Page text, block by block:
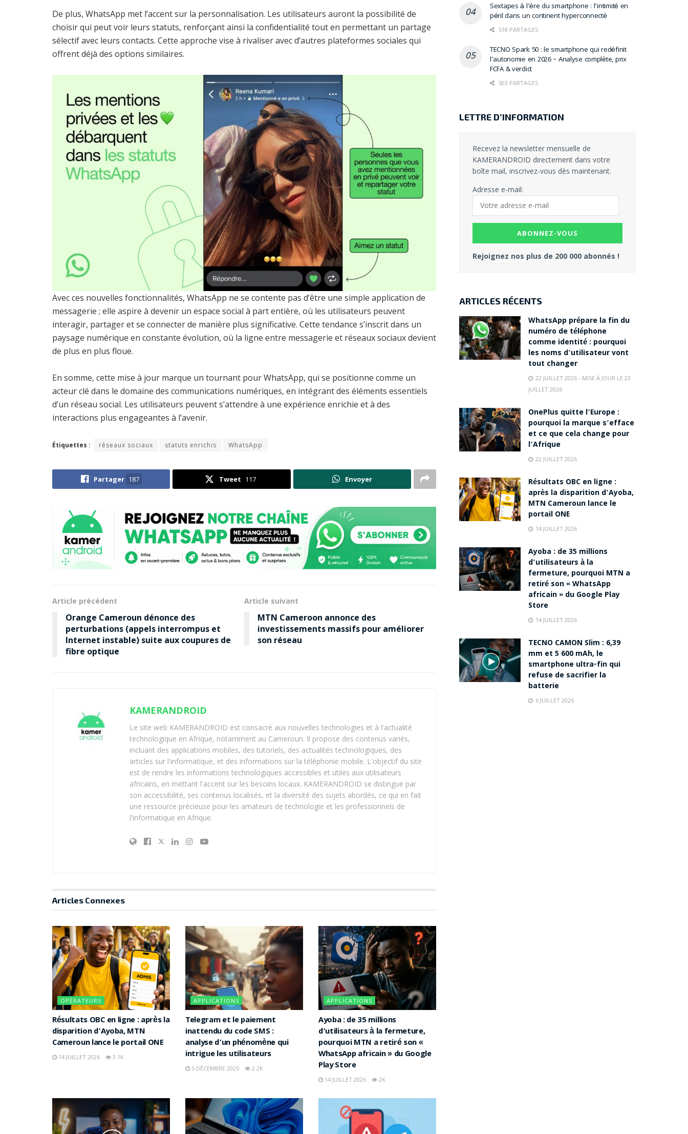
De plus, WhatsApp met l’accent sur la personnalisation. Les utilisateurs auront la possibilité de
choisir qui peut voir leurs statuts, renforçant ainsi la confidentialité tout en permettant un partage
sélectif avec leurs contacts. Cette approche vise à rivaliser avec d’autres plateformes sociales qui
offrent déjà des options similaires.
Avec ces nouvelles fonctionnalités, WhatsApp ne se contente pas d’être une simple application de
messagerie ; elle aspire à devenir un espace social à part entière, où les utilisateurs peuvent
interagir, partager et se connecter de manière plus significative. Cette tendance s’inscrit dans un
paysage numérique en constante évolution, où la ligne entre messagerie et réseaux sociaux devient
de plus en plus floue.
En somme, cette mise à jour marque un tournant pour WhatsApp, qui se positionne comme un
acteur clé dans le domaine des communications numériques, en intégrant des éléments essentiels
d’un réseau social. Les utilisateurs peuvent s’attendre à une expérience enrichie et à des
interactions plus engageantes à l’avenir.
Étiquettes : réseaux sociaux statuts enrichis WhatsApp
Partager 187 Tweet 117 Envoyer
Article précédent
Orange Cameroun dénonce des
perturbations (appels interrompus et
Internet instable) suite aux coupures de
fibre optique
Article suivant
MTN Cameroon annonce des
investissements massifs pour améliorer
son réseau
KAMERANDROID
Le site web KAMERANDROID est consacré aux nouvelles technologies et à l'actualité
technologique en Afrique, notamment au Cameroun. Il propose des contenus variés,
incluant des applications mobiles, des tutoriels, des actualités technologiques, des
articles sur l'informatique, et des informations sur la téléphonie mobile. L'objectif du site
est de rendre les informations technologiques accessibles et utiles aux utilisateurs
africains, en mettant l'accent sur les besoins locaux. KAMERANDROID se distingue par
son accessibilité, ses contenus localisés, et la diversité des sujets abordés, ce qui en fait
une ressource précieuse pour les amateurs de technologie et les professionnels de
l'informatique en Afrique.
Articles Connexes
OPÉRATEURS
Résultats OBC en ligne : après la
disparition d’Ayoba, MTN
Cameroun lance le portail ONE
14 JUILLET 2026 3.1K
APPLICATIONS
Telegram et le paiement
inattendu du code SMS :
analyse d’un phénomène qui
intrigue les utilisateurs
5 DÉCEMBRE 2025 2.2K
APPLICATIONS
Ayoba : de 35 millions
d’utilisateurs à la fermeture,
pourquoi MTN a retiré son «
WhatsApp africain » du Google
Play Store
14 JUILLET 2026 2K
Sextapes à l’ère du smartphone : l’intimité en
péril dans un continent hyperconnecté
518 PARTAGES
TECNO Spark 50 : le smartphone qui redéfinit
l’autonomie en 2026 – Analyse complète, prix
FCFA & verdict
503 PARTAGES
LETTRE D’INFORMATION
Recevez la newsletter mensuelle de
KAMERANDROID directement dans votre
boîte mail, inscrivez-vous dès maintenant.
Adresse e-mail:
Rejoignez nos plus de 200 000 abonnés !
ARTICLES RÉCENTS
WhatsApp prépare la fin du
numéro de téléphone
comme identité : pourquoi
les noms d’utilisateur vont
tout changer
22 JUILLET 2026 - MISE À JOUR LE 23
JUILLET 2026
OnePlus quitte l’Europe :
pourquoi la marque s’efface
et ce que cela change pour
l’Afrique
22 JUILLET 2026
Résultats OBC en ligne :
après la disparition d’Ayoba,
MTN Cameroun lance le
portail ONE
14 JUILLET 2026
Ayoba : de 35 millions
d’utilisateurs à la
fermeture, pourquoi MTN a
retiré son « WhatsApp
africain » du Google Play
Store
14 JUILLET 2026
TECNO CAMON Slim : 6,39
mm et 5 600 mAh, le
smartphone ultra-fin qui
refuse de sacrifier la
batterie
6 JUILLET 2026